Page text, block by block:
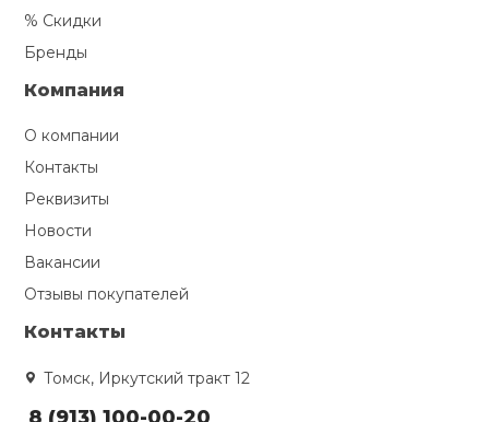
% Скидки
Бренды
Компания
О компании
Контакты
Реквизиты
Новости
Вакансии
Отзывы покупателей
Контакты
Томск, Иркутский тракт 12